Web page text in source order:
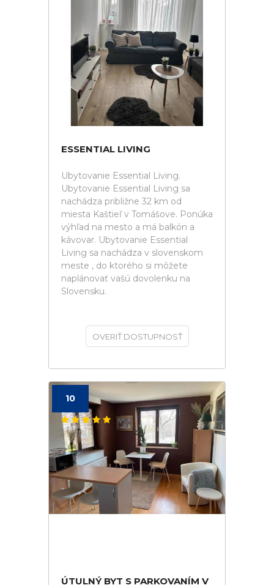
ESSENTIAL LIVING
Ubytovanie Essential Living.
Ubytovanie Essential Living sa
nachádza približne 32 km od
miesta Kaštieľ v Tomášove. Ponúka
výhľad na mesto a má balkón a
kávovar. Ubytovanie Essential
Living sa nachádza v slovenskom
meste , do ktorého si môžete
naplánovať vašú dovolenku na
Slovensku.
OVERIŤ DOSTUPNOSŤ
10
ÚTULNÝ BYT S PARKOVANÍM V